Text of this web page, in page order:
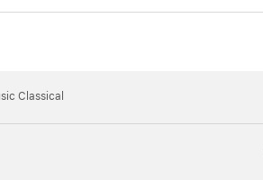
Classical